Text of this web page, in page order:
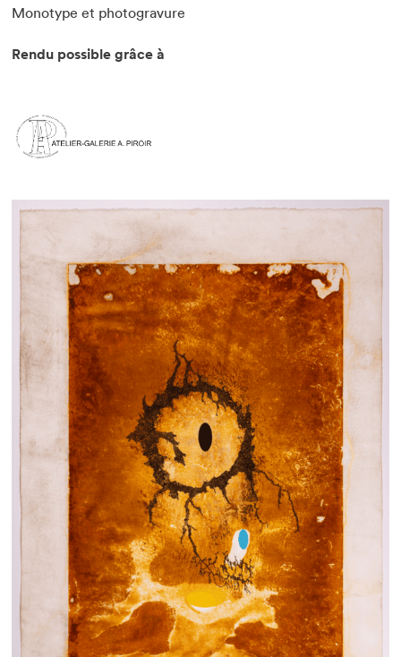
Monotype et photogravure
Rendu possible grâce à